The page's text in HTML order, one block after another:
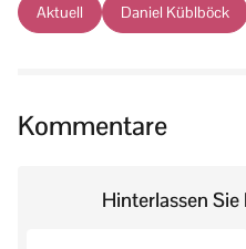
Aktuell Daniel Küblböck
Kommentare
Hinterlassen